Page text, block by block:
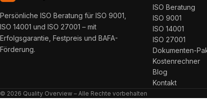
Persönliche ISO Beratung für ISO 9001,
ISO 14001 und ISO 27001 – mit
Erfolgsgarantie, Festpreis und BAFA-
Förderung.
ISO Beratung
ISO 9001
ISO 14001
ISO 27001
Dokumenten-
Kostenrechner
Blog
Kontakt
© 2026 Quality Overview – Alle Rechte vorbehalten